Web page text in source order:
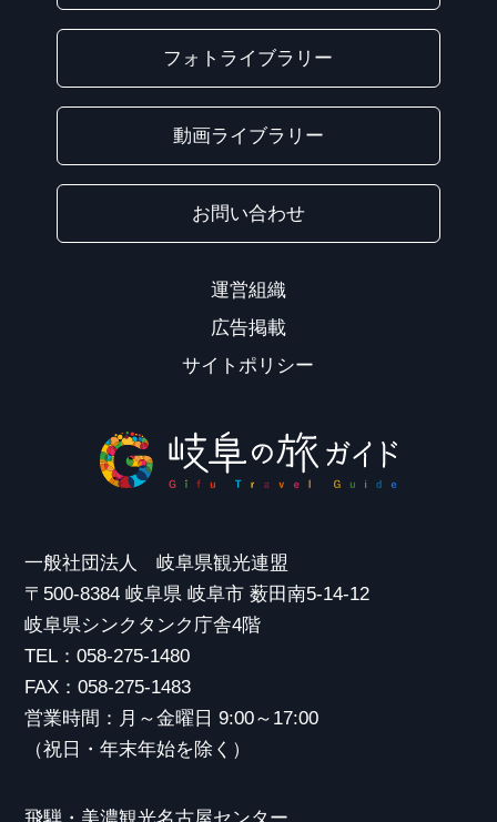
フォトライブラリー
動画ライブラリー
お問い合わせ
運営組織
広告掲載
サイトポリシー
一般社団法人 岐阜県観光連盟
〒500-8384 岐阜県 岐阜市 薮田南5-14-12
岐阜県シンクタンク庁舎4階
TEL：058-275-1480
FAX：058-275-1483
営業時間：月～金曜日 9:00～17:00
（祝日・年末年始を除く）